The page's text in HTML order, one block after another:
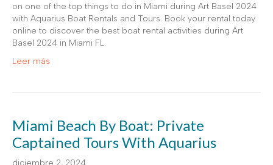
on one of the top things to do in Miami during Art Basel 2024
with Aquarius Boat Rentals and Tours. Book your rental today
online to discover the best boat rental activities during Art
Basel 2024 in Miami FL.
Leer más
Miami Beach By Boat: Private
Captained Tours With Aquarius
diciembre 2, 2024